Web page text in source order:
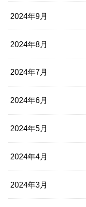
2024年9月
2024年8月
2024年7月
2024年6月
2024年5月
2024年4月
2024年3月